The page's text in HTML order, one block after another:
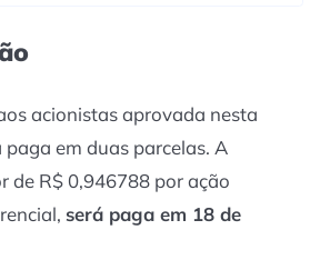
acionistas aprovada nesta
em duas parcelas. A
de R$ 0,946788 por ação
será paga em 18 de